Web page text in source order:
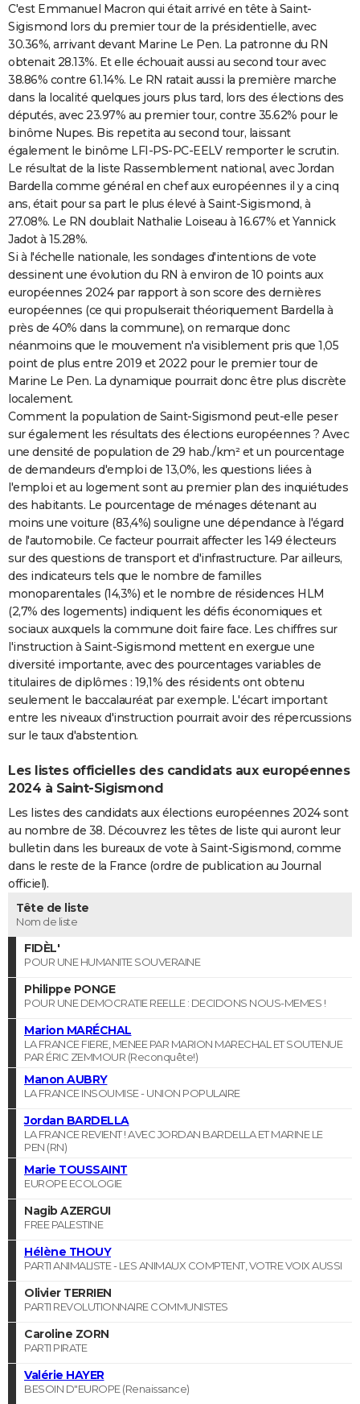
C'est Emmanuel Macron qui était arrivé en tête à Saint-
Sigismond lors du premier tour de la présidentielle, avec
30.36%, arrivant devant Marine Le Pen. La patronne du RN
obtenait 28.13%. Et elle échouait aussi au second tour avec
38.86% contre 61.14%. Le RN ratait aussi la première marche
dans la localité quelques jours plus tard, lors des élections des
députés, avec 23.97% au premier tour, contre 35.62% pour le
binôme Nupes. Bis repetita au second tour, laissant
également le binôme LFI-PS-PC-EELV remporter le scrutin.
Le résultat de la liste Rassemblement national, avec Jordan
Bardella comme général en chef aux européennes il y a cinq
ans, était pour sa part le plus élevé à Saint-Sigismond, à
27.08%. Le RN doublait Nathalie Loiseau à 16.67% et Yannick
Jadot à 15.28%.
Si à l'échelle nationale, les sondages d'intentions de vote
dessinent une évolution du RN à environ de 10 points aux
européennes 2024 par rapport à son score des dernières
européennes (ce qui propulserait théoriquement Bardella à
près de 40% dans la commune), on remarque donc
néanmoins que le mouvement n'a visiblement pris que 1,05
point de plus entre 2019 et 2022 pour le premier tour de
Marine Le Pen. La dynamique pourrait donc être plus discrète
localement.
Comment la population de Saint-Sigismond peut-elle peser
sur également les résultats des élections européennes ? Avec
une densité de population de 29 hab./km² et un pourcentage
de demandeurs d'emploi de 13,0%, les questions liées à
l'emploi et au logement sont au premier plan des inquiétudes
des habitants. Le pourcentage de ménages détenant au
moins une voiture (83,4%) souligne une dépendance à l'égard
de l'automobile. Ce facteur pourrait affecter les 149 électeurs
sur des questions de transport et d'infrastructure. Par ailleurs,
des indicateurs tels que le nombre de familles
monoparentales (14,3%) et le nombre de résidences HLM
(2,7% des logements) indiquent les défis économiques et
sociaux auxquels la commune doit faire face. Les chiffres sur
l'instruction à Saint-Sigismond mettent en exergue une
diversité importante, avec des pourcentages variables de
titulaires de diplômes : 19,1% des résidents ont obtenu
seulement le baccalauréat par exemple. L'écart important
entre les niveaux d'instruction pourrait avoir des répercussions
sur le taux d'abstention.
Les listes officielles des candidats aux européennes
2024 à Saint-Sigismond
Les listes des candidats aux élections européennes 2024 sont
au nombre de 38. Découvrez les têtes de liste qui auront leur
bulletin dans les bureaux de vote à Saint-Sigismond, comme
dans le reste de la France (ordre de publication au Journal
officiel).
Tête de liste
Nom de liste
FIDÈL'
POUR UNE HUMANITE SOUVERAINE
Philippe PONGE
POUR UNE DEMOCRATIE REELLE : DECIDONS NOUS-MEMES !
Marion MARÉCHAL
LA FRANCE FIERE, MENEE PAR MARION MARECHAL ET SOUTENUE
PAR ÉRIC ZEMMOUR (Reconquête!)
Manon AUBRY
LA FRANCE INSOUMISE - UNION POPULAIRE
Jordan BARDELLA
LA FRANCE REVIENT ! AVEC JORDAN BARDELLA ET MARINE LE
PEN (RN)
Marie TOUSSAINT
EUROPE ECOLOGIE
Nagib AZERGUI
FREE PALESTINE
Hélène THOUY
PARTI ANIMALISTE - LES ANIMAUX COMPTENT, VOTRE VOIX AUSSI
Olivier TERRIEN
PARTI REVOLUTIONNAIRE COMMUNISTES
Caroline ZORN
PARTI PIRATE
Valérie HAYER
BESOIN D"EUROPE (Renaissance)